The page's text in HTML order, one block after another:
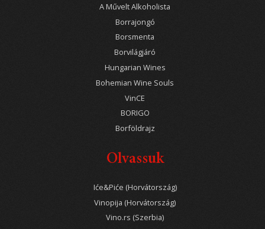
A Művelt Alkoholista
Borrajongó
Borsmenta
Borvilágjáró
Hungarian Wines
Bohemian Wine Souls
VinCE
BORIGO
Borföldrajz
Olvassuk
Iće&Piće (Horvátország)
Vinopija (Horvátország)
Vino.rs (Szerbia)